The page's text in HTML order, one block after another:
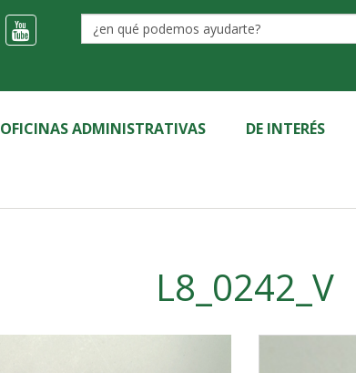
OFICINAS ADMINISTRATIVAS DE INTERÉS
L8_0242_V